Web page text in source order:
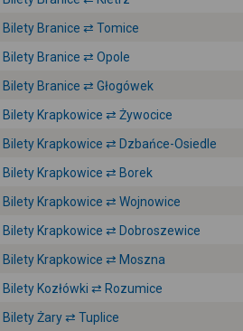
Bilety Branice ⇄ Tomice
Bilety Branice ⇄ Opole
Bilety Branice ⇄ Głogówek
Bilety Krapkowice ⇄ Żywocice
Bilety Krapkowice ⇄ Dzbańce-Osiedle
Bilety Krapkowice ⇄ Borek
Bilety Krapkowice ⇄ Wojnowice
Bilety Krapkowice ⇄ Dobroszewice
Bilety Krapkowice ⇄ Moszna
Bilety Kozłówki ⇄ Rozumice
Bilety Żary ⇄ Tuplice